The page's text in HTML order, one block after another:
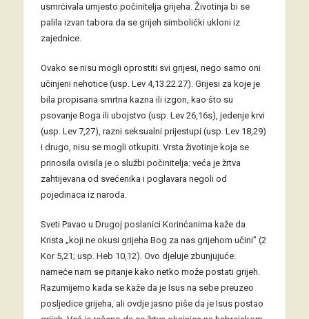
usmrćivala umjesto počinitelja grijeha. Životinja bi se
palila izvan tabora da se grijeh simbolički ukloni iz
zajednice.
Ovako se nisu mogli oprostiti svi grijesi, nego samo oni
učinjeni nehotice (usp. Lev 4,13.22.27). Grijesi za koje je
bila propisana smrtna kazna ili izgon, kao što su
psovanje Boga ili ubojstvo (usp. Lev 26,16s), jedenje krvi
(usp. Lev 7,27), razni seksualni prijestupi (usp. Lev 18,29)
i drugo, nisu se mogli otkupiti. Vrsta životinje koja se
prinosila ovisila je o službi počinitelja: veća je žrtva
zahtijevana od svećenika i poglavara negoli od
pojedinaca iz naroda.
Sveti Pavao u Drugoj poslanici Korinćanima kaže da
Krista „koji ne okusi grijeha Bog za nas grijehom učini” (2
Kor 5,21; usp. Heb 10,12). Ovo djeluje zbunjujuće:
nameće nam se pitanje kako netko može postati grijeh.
Razumijemo kada se kaže da je Isus na sebe preuzeo
posljedice grijeha, ali ovdje jasno piše da je Isus postao